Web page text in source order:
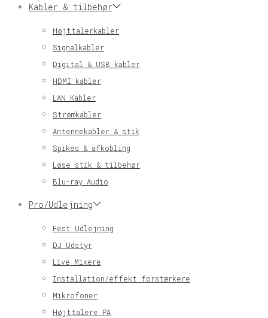
Kabler & tilbehør
Højttalerkabler
Signalkabler
Digital & USB kabler
HDMI kabler
LAN Kabler
Strømkabler
Antennekabler & stik
Spikes & afkobling
Løse stik & tilbehør
Blu-ray Audio
Pro/Udlejning
Fest Udlejning
DJ Udstyr
Live Mixere
Installation/effekt forstærkere
Mikrofoner
Højttalere PA